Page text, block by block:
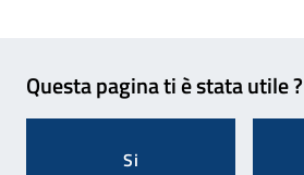
Questa pagina ti è stata utile ?
Si